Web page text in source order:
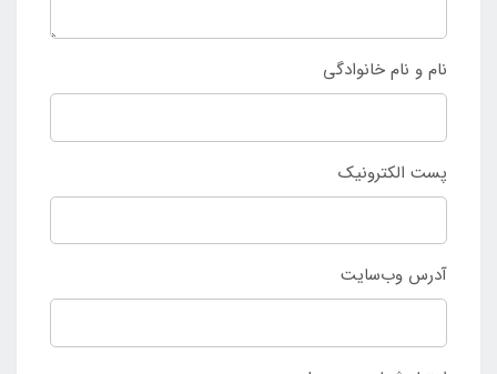
نام و نام خانوادگی
پست الکترونیک
آدرس وب‌سایت